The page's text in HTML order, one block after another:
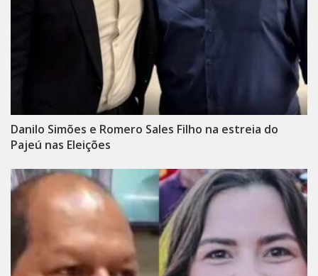
Danilo Simões e Romero Sales Filho na estreia do
Pajeú nas Eleições